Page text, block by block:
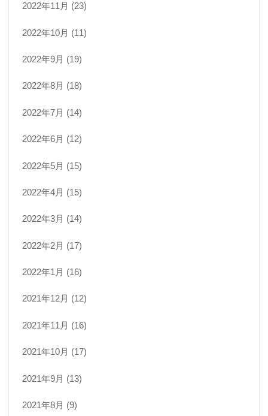
2022年11月 (23)
2022年10月 (11)
2022年9月 (19)
2022年8月 (18)
2022年7月 (14)
2022年6月 (12)
2022年5月 (15)
2022年4月 (15)
2022年3月 (14)
2022年2月 (17)
2022年1月 (16)
2021年12月 (12)
2021年11月 (16)
2021年10月 (17)
2021年9月 (13)
2021年8月 (9)